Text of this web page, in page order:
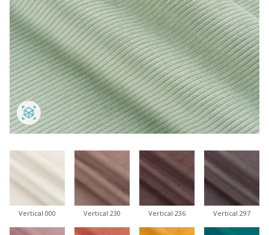
Vertical 000 Vertical 230 Vertical 236 Vertical 297